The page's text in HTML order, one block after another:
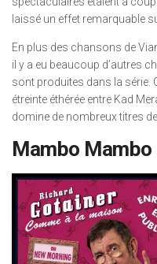
laissé un effet remarquable
En plus des chansons de
il y a eu beaucoup d’autres
sont produites dans la série.
étreinte éthérée entre Kad
domine de nombreux titres
Mambo